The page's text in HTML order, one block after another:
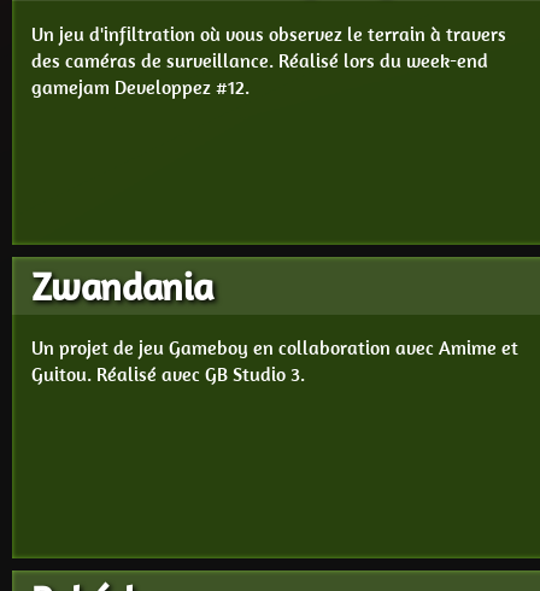
Un jeu d'infiltration où vous observez le terrain à travers
des caméras de surveillance. Réalisé lors du week-end
gamejam Developpez #12.
Zwandania
Un projet de jeu Gameboy en collaboration avec Amime et
Guitou. Réalisé avec GB Studio 3.